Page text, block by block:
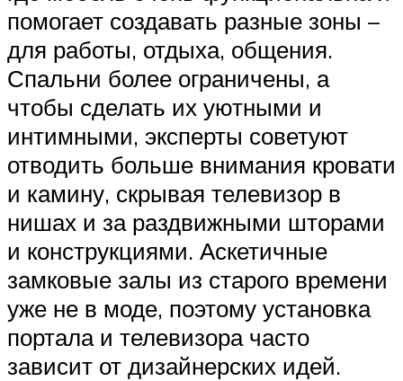
помогает создавать разные зоны –
для работы, отдыха, общения.
Спальни более ограничены, а
чтобы сделать их уютными и
интимными, эксперты советуют
отводить больше внимания кровати
и камину, скрывая телевизор в
нишах и за раздвижными шторами
и конструкциями. Аскетичные
замковые залы из старого времени
уже не в моде, поэтому установка
портала и телевизора часто
зависит от дизайнерских идей.